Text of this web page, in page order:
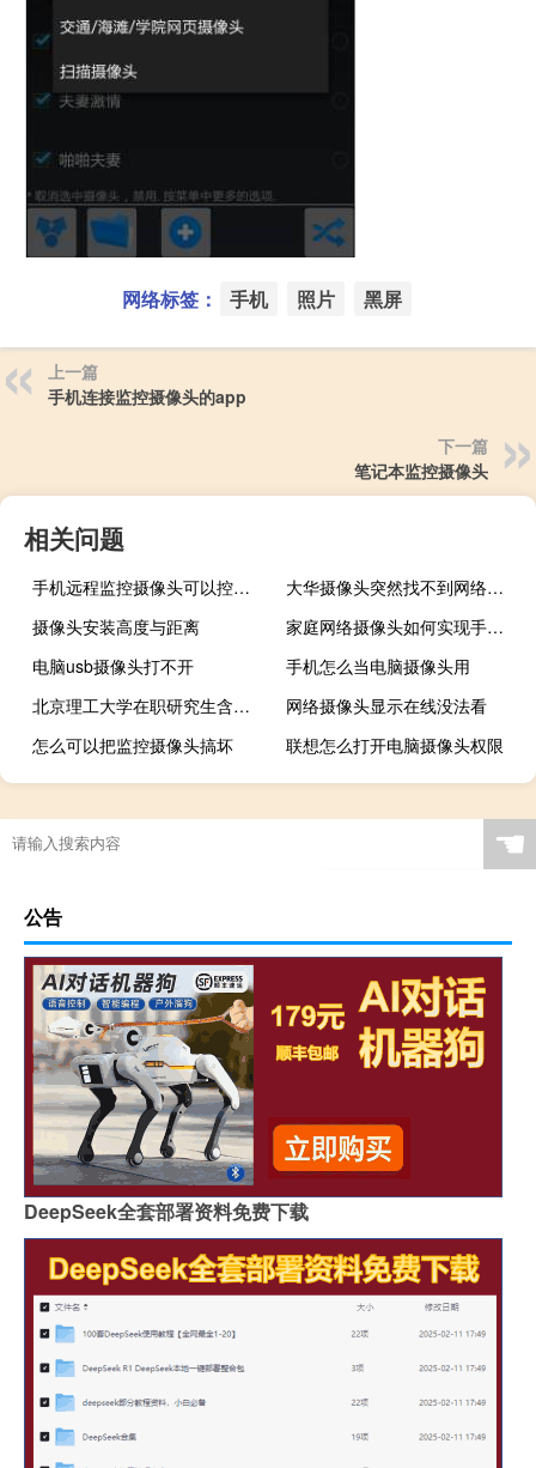
网络标签： 手机 照片 黑屏
上一篇
手机连接监控摄像头的app
下一篇
笔记本监控摄像头
相关问题
手机远程监控摄像头可以控制多远
大华摄像头突然找不到网络主机
摄像头安装高度与距离
家庭网络摄像头如何实现手机远程控制
电脑usb摄像头打不开
手机怎么当电脑摄像头用
北京理工大学在职研究生含金量怎么样
网络摄像头显示在线没法看
怎么可以把监控摄像头搞坏
联想怎么打开电脑摄像头权限
☚
公告
DeepSeek全套部署资料免费下载